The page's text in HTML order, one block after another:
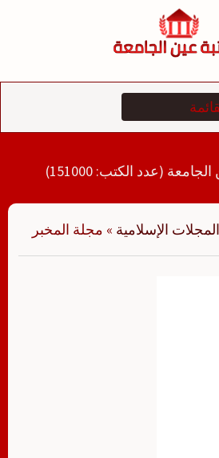
(عدد الكتب: 151000)
المجلات الإسلامية » مجلة المخبر